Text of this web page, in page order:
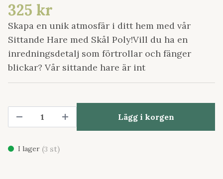
325 kr
Skapa en unik atmosfär i ditt hem med vår
Sittande Hare med Skål Poly!Vill du ha en
inredningsdetalj som förtrollar och fänger
blickar? Vår sittande hare är int
Lägg i korgen
I lager (3 st)